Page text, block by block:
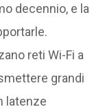
decennio, e la
reti Wi-Fi a
grandi
latenze